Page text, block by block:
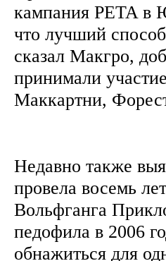
кампания PETA в
что лучший
сказал Макгро,
принимали
Маккартни,
Недавно также
провела восемь
Вольфганга
педофила в 2006
обнажиться для